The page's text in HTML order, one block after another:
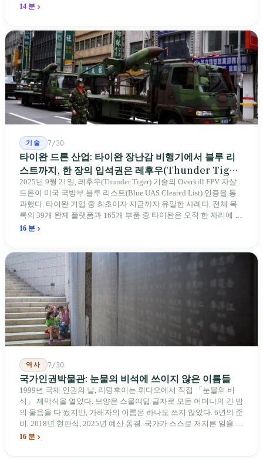
자 제도는 이미 1970-80년대 산업화 과정에서 붕괴되었다. 600여 명
14 분
기술 7/30
타이완 드론 산업: 타이완 장난감 비행기에서 블루 리
스트까지, 한 장의 입석권은 레후우(Thunder Tiger)
에게
2025년 9월 21일, 레후우(Thunder Tiger) 기술의 Overkill FPV 자살
드론이 미국 국방부 블루 리스트(Blue UAS Cleared List) 인증을 통
과했다. 타이완 기업 중 최초이자 지금까지 유일한 사례다. 전체 목
록의 39개 완제 플랫폼과 165개 부품 중 타이완은 오직 한 자리에 불
과하다. 2026년 4월, 미국 양당 소속 상원의원 4명이 《타이완을 위
를 드러낸다: 타이완의 진입이 너무 느려 미국 스스로가 입법을 통해
장벽을 낮춰야 한다는 점이다. 타이완에서 46년간 원격 조종 장난감
비행기를 만들어 온 한 회사가 오하이오주에 두 번째 공장을 건설할
계획을 세우고 있다.
16 분
역사 7/30
국가인권박물관: 눈물의 비석에 쓰이지 않은 이름들
1999년 국제 인권의 날, 리덩후이는 뤼다오에서 직접 「눈물의 비
석」 제막식을 열었다. 보양은 스물여덟 글자로 모든 어머니의 긴 밤
의 울음을 다 썼지만, 가해자의 이름은 하나도 쓰지 않았다. 6년의 준
비, 2018년 현판식, 2025년 예산 동결. 국가가 스스로 저지른 일을 기
념하기 위해 스스로 세운 박물관. 계엄 해제 39년 동안 사법 재판을
16 분